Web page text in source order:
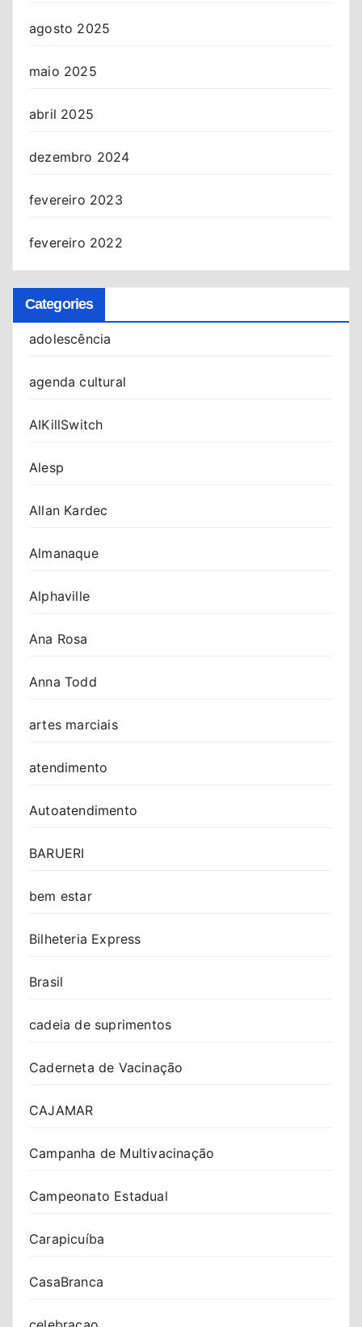
agosto 2025
maio 2025
abril 2025
dezembro 2024
fevereiro 2023
fevereiro 2022
Categories
adolescência
agenda cultural
AIKillSwitch
Alesp
Allan Kardec
Almanaque
Alphaville
Ana Rosa
Anna Todd
artes marciais
atendimento
Autoatendimento
BARUERI
bem estar
Bilheteria Express
Brasil
cadeia de suprimentos
Caderneta de Vacinação
CAJAMAR
Campanha de Multivacinação
Campeonato Estadual
Carapicuíba
CasaBranca